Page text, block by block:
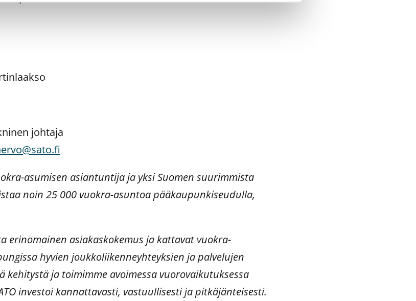
johtaja
asumisen asiantuntija ja yksi Suomen suurimmista
noin 25 000 vuokra-asuntoa pääkaupunkiseudulla,
erinomainen asiakaskokemus ja kattavat vuokra-
hyvien joukkoliikenneyhteyksien ja palvelujen
kehitystä ja toimimme avoimessa vuorovaikutuksessa
investoi kannattavasti, vastuullisesti ja pitkäjänteisesti.